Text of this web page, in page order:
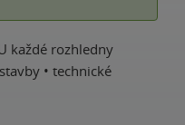
každé rozhledny
• technické